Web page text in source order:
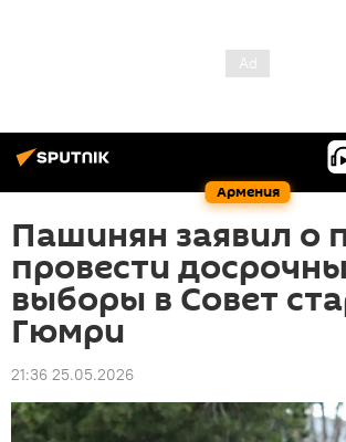
Армения
Пашинян заявил о
провести
выборы в Совет
Гюмри
21:36 25.05.2026